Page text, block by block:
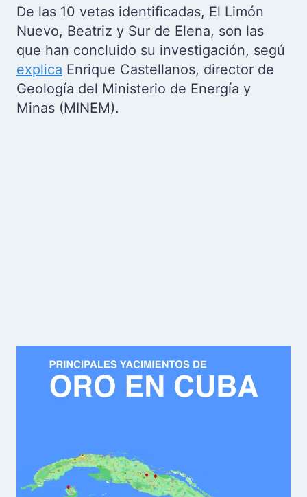
De las 10 vetas identificadas, El Limón
Nuevo, Beatriz y Sur de Elena, son las
que han concluido su investigación, segú
explica Enrique Castellanos, director de
Geología del Ministerio de Energía y
Minas (MINEM).